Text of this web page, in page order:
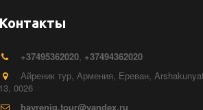
Контакты
+37495362020, +37494362020
Айреник тур, Армения, Ереван,
13, 0026
hayreniq.tour@yandex.ru